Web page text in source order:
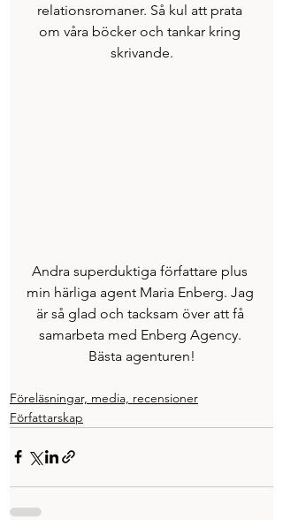
relationsromaner. Så kul att prata
om våra böcker och tankar kring
skrivande.
Andra superduktiga författare plus
min härliga agent Maria Enberg. Jag
är så glad och tacksam över att få
samarbeta med Enberg Agency.
Bästa agenturen!
Föreläsningar, media, recensioner
Författarskap